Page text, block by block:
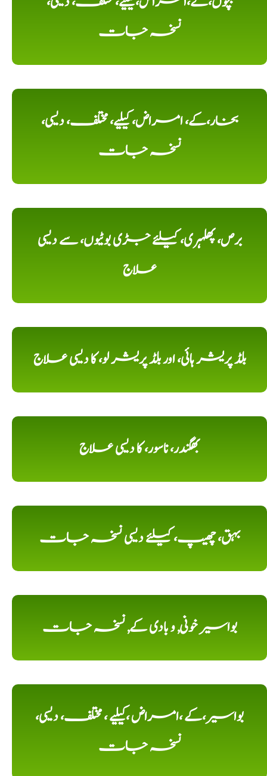
نسخہ جات
بخار،کے، امراض، کیلیے، مختلف، دیسی،
نسخہ جات
برص، پھلہری، کیلئے جڑی بوٹیوں، سے دیسی
علاج
بلڈ پریشر ہائی، اور بلڈ پریشر لو، کا دیسی علاج
بھگندر، ناسور، کا دیسی علاج
بہق، چھیپ، کیلئے دیسی نسخہ جات
بواسیر خونی, و بادی کے, نسخہ جات
بواسیر،کے ،امراض ،کیلیے ، مختلف، دیسی،
نسخہ جات